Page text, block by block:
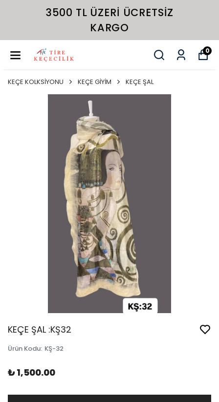
3500 TL ÜZERI ÜCRETSIZ
KARGO
0
KEÇE KOLKSİYONU KEÇE GİYİM KEÇE ŞAL
KEÇE ŞAL :KŞ32
Ürün Kodu: KŞ-32
₺ 1,500.00